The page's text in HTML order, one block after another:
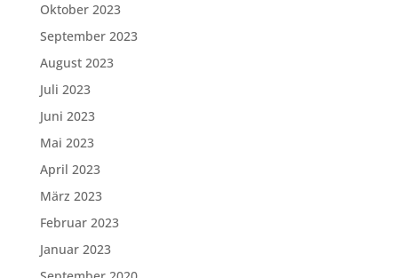
Oktober 2023
September 2023
August 2023
Juli 2023
Juni 2023
Mai 2023
April 2023
März 2023
Februar 2023
Januar 2023